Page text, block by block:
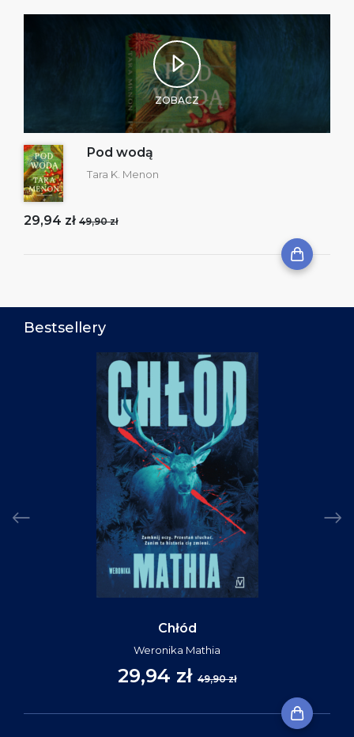
ZOBACZ
Pod wodą
Tara K. Menon
29,94 zł 49,90 zł
Bestsellery
Chłód
Weronika Mathia
29,94 zł 49,90 zł